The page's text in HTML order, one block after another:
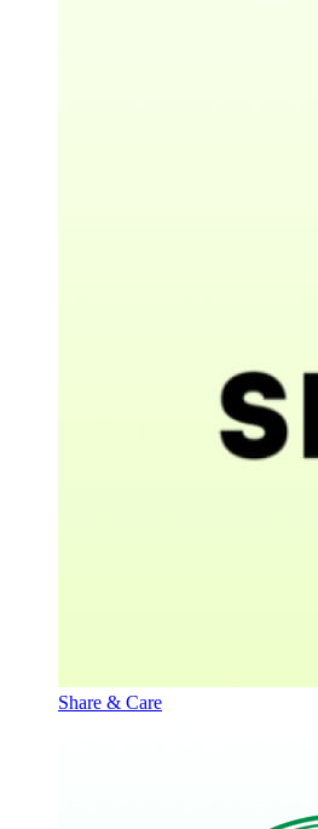
Share & Care